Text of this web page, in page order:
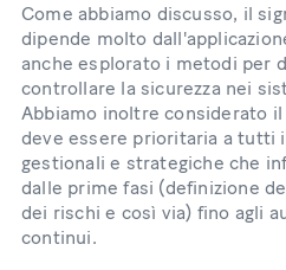
Come abbiamo discusso, il
dipende molto
anche esplorato i metodi per
controllare la sicurezza nei
Abbiamo inoltre considerato
deve essere prioritaria a tutti
gestionali e strategiche che
dalle prime fasi (definizione
dei rischi e così via) fino agli
continui.